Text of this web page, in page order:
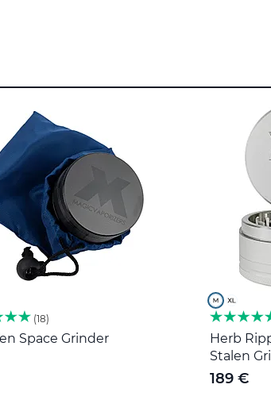
18
Space Grinder
Herb
Stalen
189 €